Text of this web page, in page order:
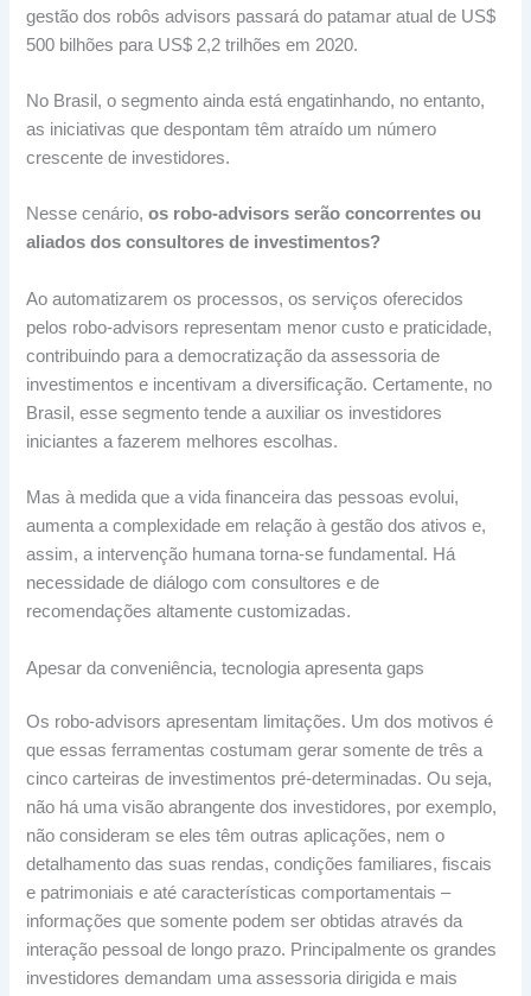
gestão dos robôs advisors passará do patamar atual de US$
500 bilhões para US$ 2,2 trilhões em 2020.
No Brasil, o segmento ainda está engatinhando, no entanto,
as iniciativas que despontam têm atraído um número
crescente de investidores.
Nesse cenário, os robo-advisors serão concorrentes ou
aliados dos consultores de investimentos?
Ao automatizarem os processos, os serviços oferecidos
pelos robo-advisors representam menor custo e praticidade,
contribuindo para a democratização da assessoria de
investimentos e incentivam a diversificação. Certamente, no
Brasil, esse segmento tende a auxiliar os investidores
iniciantes a fazerem melhores escolhas.
Mas à medida que a vida financeira das pessoas evolui,
aumenta a complexidade em relação à gestão dos ativos e,
assim, a intervenção humana torna-se fundamental. Há
necessidade de diálogo com consultores e de
recomendações altamente customizadas.
Apesar da conveniência, tecnologia apresenta gaps
Os robo-advisors apresentam limitações. Um dos motivos é
que essas ferramentas costumam gerar somente de três a
cinco carteiras de investimentos pré-determinadas. Ou seja,
não há uma visão abrangente dos investidores, por exemplo,
não consideram se eles têm outras aplicações, nem o
detalhamento das suas rendas, condições familiares, fiscais
e patrimoniais e até características comportamentais –
informações que somente podem ser obtidas através da
interação pessoal de longo prazo. Principalmente os grandes
investidores demandam uma assessoria dirigida e mais